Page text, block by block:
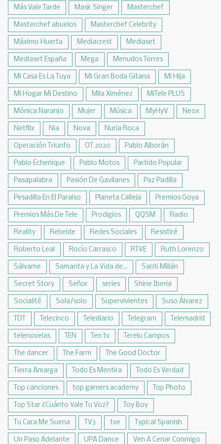
Más Vale Tarde Mask Singer Masterchef
Masterchef abuelos Masterchef Celebrity
Máximo Huerta Mediacrest Mediaset
Mediaset España Mega Menudos Torres
Mi Casa Es La Tuya Mi Gran Boda Gitana Mi Hija
Mi Hogar Mi Destino Mila Ximénez MiTele PLUS
Mónica Naranjo Mujer Música MyHyV Neox
Netflix Nia Nova Nuria Roca
Operación Triunfo OT 2020 Pablo Alborán
Pablo Echenique Pablo Motos Partido Popular
Pasapalabra Pasión De Gavilanes Paz Padilla
Pesadilla En El Paraiso Planeta Calleja Premios Goya
Premios Más De Tele Prodigios QQSM Radio
Reality Rebelde Redes Sociales Resistiré
Roberto Leal Rocío Carrasco RTVE Ruth Lorenzo
Sálvame Samanta y La Vida de... Santi Millán
Secret Story Señor series Shine Iberia
Socialité Sola/solo Supervivientes Suso Álvarez
TDT Telecinco Telediario Telegram Telemadrid
telenovelas TEN Ten tv Terelu Campos
The dancer The Farm The Good Doctor
Tierra Amarga Todo Es Mentira Todo Es Verdad
Top canciones top gamers academy Top Photo
Top Star ¿Cuánto Vale Tu Voz? Toy Boy
Tu Cara Me Suena TV3 tve Typical Spanish
Un Paso Adelante UPA Dance Ven A Cenar Conmigo